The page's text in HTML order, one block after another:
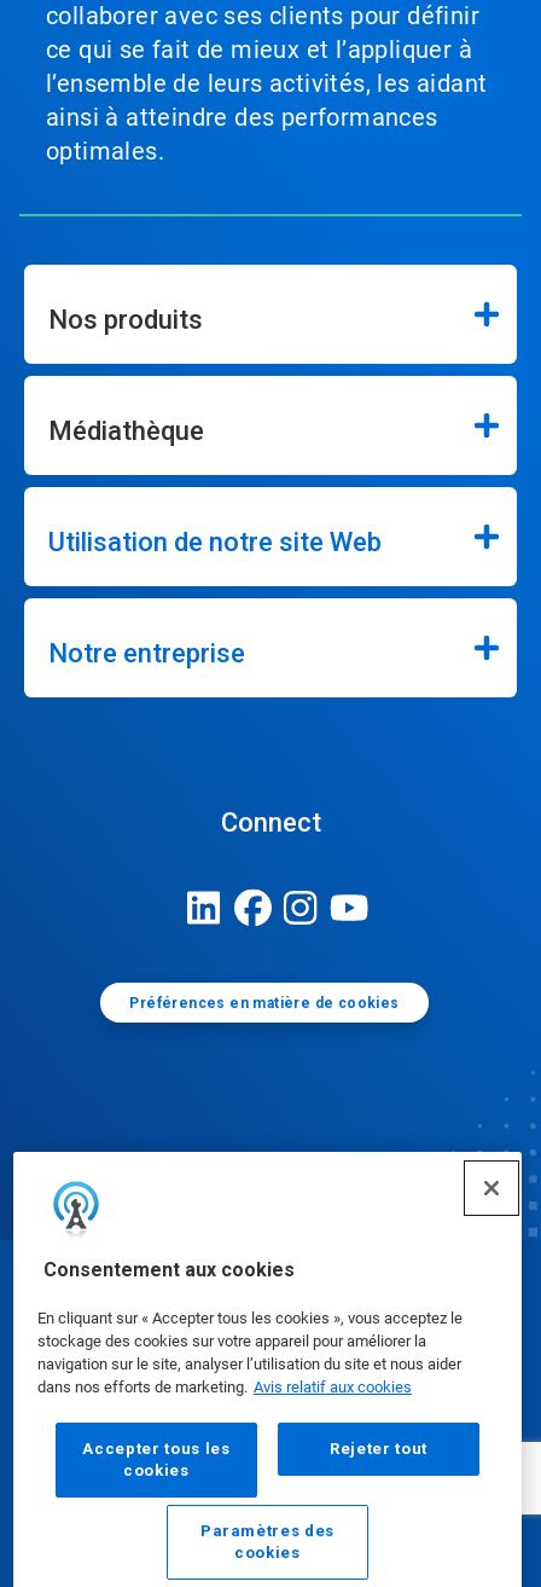
Consentement aux cookies
En cliquant sur « Accepter tous les cookies », vous acceptez le
stockage des cookies sur votre appareil pour améliorer la
navigation sur le site, analyser l’utilisation du site et nous aider
dans nos efforts de marketing. Avis relatif aux cookies
Accepter tous les
cookies
Rejeter tout
Paramètres des
cookies
collaborer avec ses clients pour définir
ce qui se fait de mieux et l’appliquer à
l’ensemble de leurs activités, les aidant
ainsi à atteindre des performances
optimales.
Nos produits
Médiathèque
Utilisation de notre site Web
Notre entreprise
Connect
Préférences en matière de cookies
Courriel Appeler
Fiches signalétiques|Politique de confidentialité
Modalités d'utilisation